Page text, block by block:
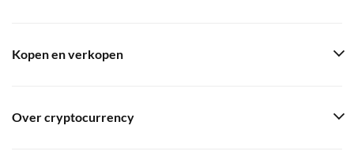
Kopen en verkopen
Over cryptocurrency